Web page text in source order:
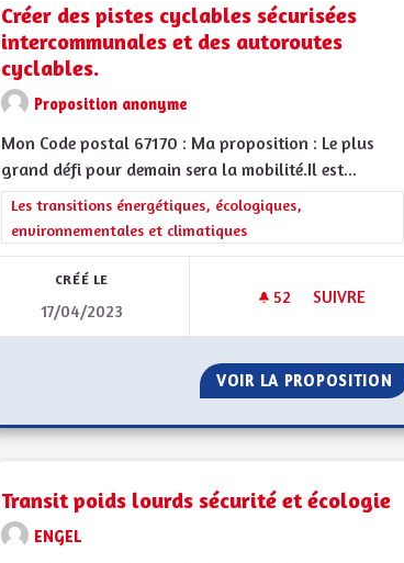
Créer des pistes cyclables sécurisées
intercommunales et des autoroutes
cyclables.
Proposition anonyme
Mon Code postal 67170 : Ma proposition : Le plus
grand défi pour demain sera la mobilité.Il est...
Filtrer les résultats de la catégorie : Les transitions
Les transitions énergétiques, écologiques,
environnementales et climatiques
CRÉÉ LE
17/04/2023
52 52 ABONNÉS
SUIVRE
CRÉER
VOIR LA PROPOSITION
Transit poids lourds sécurité et écologie
ENGEL